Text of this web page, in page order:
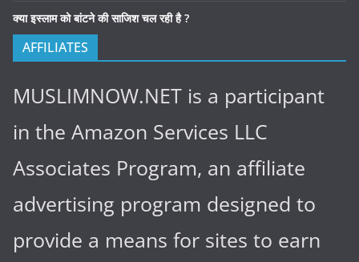
क्या इस्लाम को बांटने की साजिश चल रही है ?
AFFILIATES
MUSLIMNOW.NET is a participant
in the Amazon Services LLC
Associates Program, an affiliate
advertising program designed to
provide a means for sites to earn